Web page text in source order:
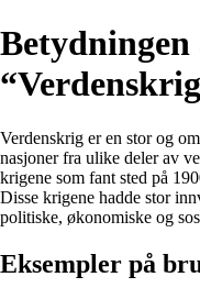
Verdenskrig er en stor og
nasjoner fra ulike deler av
krigene som fant sted på
Disse krigene hadde stor
politiske, økonomiske og
Eksempler på